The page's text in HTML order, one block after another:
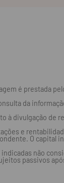
é prestada
da
à divulgação de
e
O capital
não
passivos